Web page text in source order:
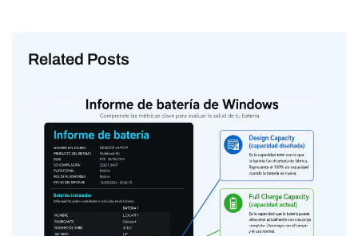
Related Posts